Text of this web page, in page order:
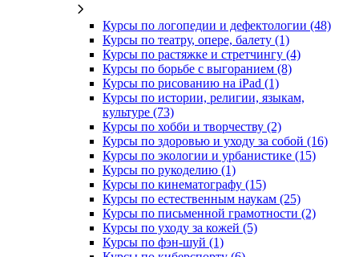
Курсы по логопедии и дефектологии (48)
Курсы по театру, опере, балету (1)
Курсы по растяжке и стретчингу (4)
Курсы по борьбе с выгоранием (8)
Курсы по рисованию на iPad (1)
Курсы по истории, религии, языкам,
культуре (73)
Курсы по хобби и творчеству (2)
Курсы по здоровью и уходу за собой (16)
Курсы по экологии и урбанистике (15)
Курсы по рукоделию (1)
Курсы по кинематографу (15)
Курсы по естественным наукам (25)
Курсы по письменной грамотности (2)
Курсы по уходу за кожей (5)
Курсы по фэн-шуй (1)